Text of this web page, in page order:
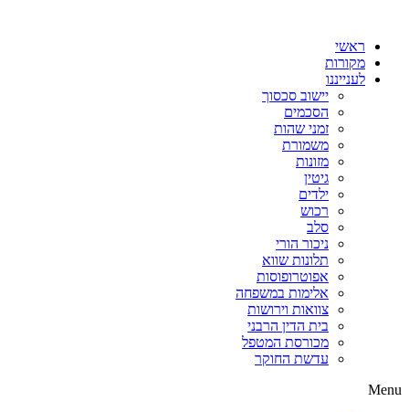
ראשי
מקורות
לענייננו
יישוב סכסוך
הסכמים
זמני שהות
משמורת
מזונות
גיטין
ילדים
רכוש
סלב
ניכור הורי
תלונות שווא
אפוטרופוסות
אלימות במשפחה
צוואות וירושות
בית הדין הרבני
מכורסת המטפל
עדשת החוקר
Menu